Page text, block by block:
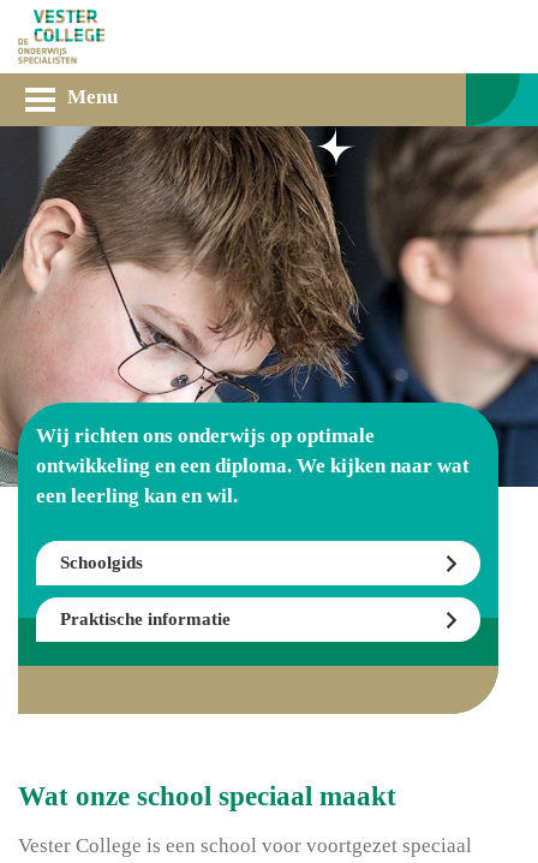
Menu
Wij richten ons onderwijs op optimale
ontwikkeling en een diploma. We kijken naar wat
een leerling kan en wil.
Schoolgids
Praktische informatie
Wat onze school speciaal maakt
Vester College is een school voor voortgezet speciaal